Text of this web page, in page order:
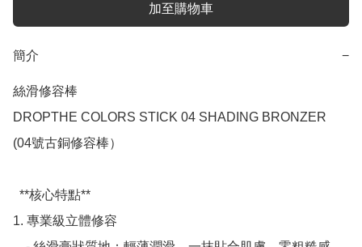
加至購物車
簡介 −
絲滑修容棒
DROPTHE COLORS STICK 04 SHADING BRONZER
(04號古銅修容棒）
1. 專業級立體修容